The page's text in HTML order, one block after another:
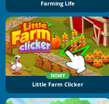
Farming Life
NOWY
Little Farm Clicker